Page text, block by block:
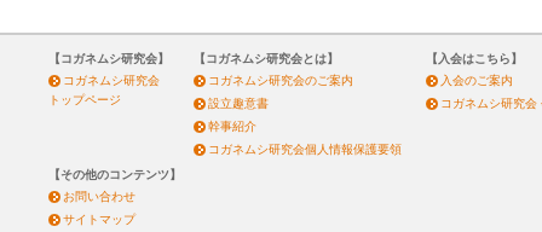
【コガネムシ研究会】
コガネムシ研究会
トップページ
【コガネムシ研究会とは】
コガネムシ研究会のご案内
設立趣意書
幹事紹介
コガネムシ研究会個人情報保護要領
【入会はこちら】
入会のご案内
コガネムシ研究会
【その他のコンテンツ】
お問い合わせ
サイトマップ